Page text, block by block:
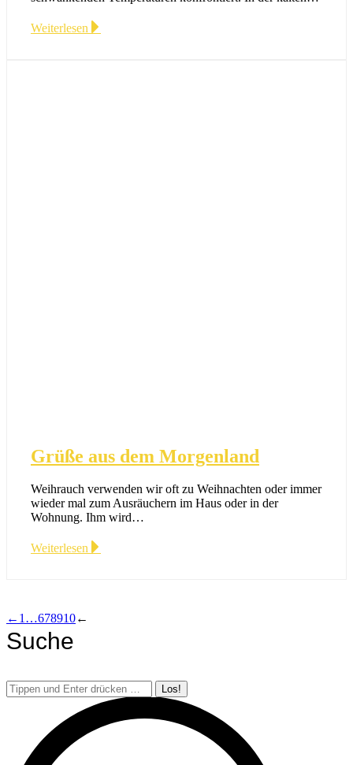
Weiterlesen
Grüße aus dem Morgenland
Weihrauch verwenden wir oft zu Weihnachten oder immer
wieder mal zum Ausräuchern im Haus oder in der
Wohnung. Ihm wird…
Weiterlesen
← 1 …678910←
Suche